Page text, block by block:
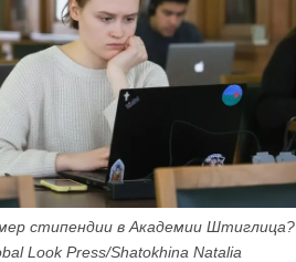
стипендии в Академии Штиглица?
Look Press/Shatokhina Natalia